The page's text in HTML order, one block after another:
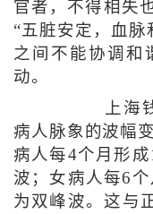
官者，不得相失
“五脏安定，血
之间不能协调和
动。
上海钱
病人脉象的波幅
病人每4个月形
波；女病人每6
为双峰波。这与